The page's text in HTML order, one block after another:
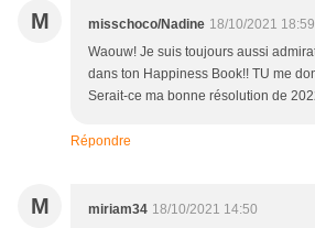
M misschoco/Nadine 18/10/2021 18:59
Waouw! Je suis toujours aussi
dans ton Happiness Book!! TU me
Serait-ce ma bonne résolution de
Répondre
M miriam34 18/10/2021 14:50